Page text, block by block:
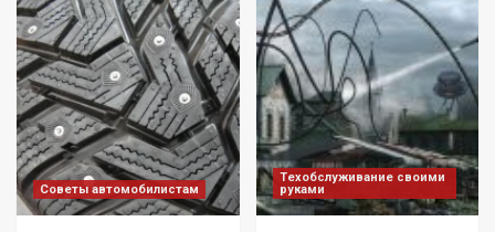
Советы автомобилистам
Техобслуживание своими
руками